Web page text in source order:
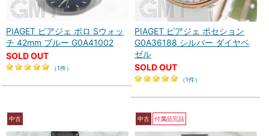
PIAGET ピアジェ ポロ Sウォッ
チ 42mm ブルー G0A41002
SOLD OUT
（1件）
PIAGET ピアジェ ポセション
G0A36188 シルバー ダイヤベ
ゼル
SOLD OUT
（1件）
中古 中古 付属品完品